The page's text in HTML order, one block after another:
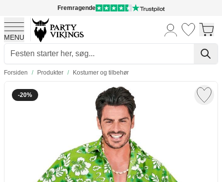
Fremragende
MENU
Skip to Content
Forsiden / Produkter / Kostumer og tilbehør
-20%